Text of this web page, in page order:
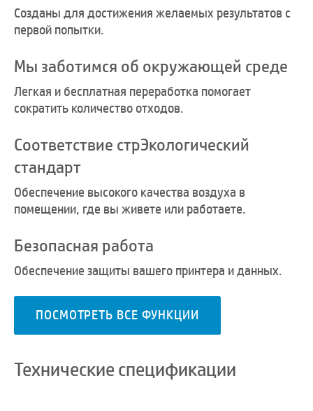
Созданы для достижения желаемых результатов с
первой попытки.
Мы заботимся об окружающей среде
Легкая и бесплатная переработка помогает
сократить количество отходов.
Соответствие стрЭкологический
стандарт
Обеспечение высокого качества воздуха в
помещении, где вы живете или работаете.
Безопасная работа
Обеспечение защиты вашего принтера и данных.
ПОСМОТРЕТЬ ВСЕ ФУНКЦИИ
Технические спецификации